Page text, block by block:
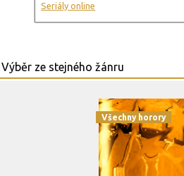
Seriály online
Všechny horory